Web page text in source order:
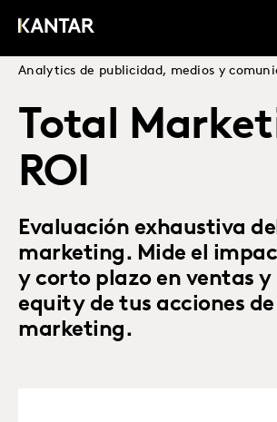
Analytics de publicidad, medios y
Total
ROI
Evaluación exhaustiva
marketing. Mide el
y corto plazo en ventas y
equity de tus acciones de
marketing.